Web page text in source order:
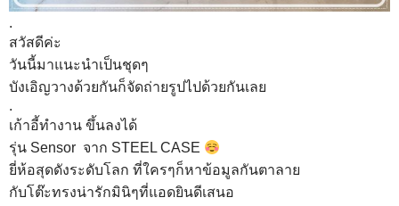
.
สวัสดีค่ะ
วันนี้มาแนะนำเป็นชุดๆ
บังเอิญวางด้วยกันก็จัดถ่ายรูปไปด้วยกันเลย
.
เก้าอี้ทำงาน ขึ้นลงได้
รุ่น Sensor จาก STEEL CASE
ยี่ห้อสุดดังระดับโลก ที่ใครๆก็หาข้อมูลกันตาลาย
กับโต๊ะทรงน่ารักมินิๆที่แอดยินดีเสนอ